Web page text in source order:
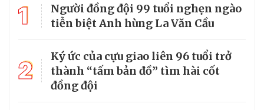
1
Người đồng đội 99 tuổi nghẹn ngào
tiễn biệt Anh hùng La Văn Cầu
2
Ký ức của cựu giao liên 96 tuổi trở
thành “tấm bản đồ” tìm hài cốt
đồng đội